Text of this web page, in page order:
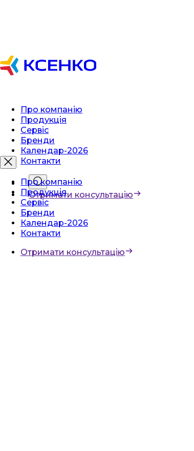
Про компанію
Продукція
Сервіс
Бренди
Календар-2026
Контакти
Отримати консультацію
Про компанію
Продукція
Сервіс
Бренди
Календар-2026
Контакти
Отримати консультацію